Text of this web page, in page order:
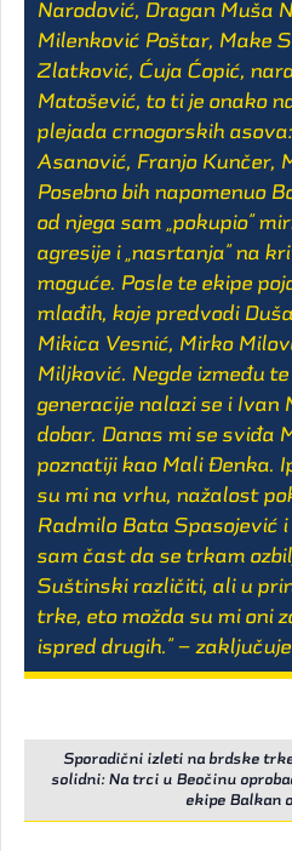
Narodović, Dragan Muša
Milenković Poštar, Make
Zlatković, Ćuja Ćopić,
Matošević, to ti je onako
plejada crnogorskih
Asanović, Franjo Kunčer,
Posebno bih napomenuo
od njega sam „pokupio”
agresije i „nasrtanja” na
moguće. Posle te ekipe
mlađih, koje predvodi
Mikica Vesnić, Mirko
Miljković. Negde između
generacije nalazi se i Ivan
dobar. Danas mi se sviđa
poznatiji kao Mali Đenka.
su mi na vrhu, nažalost
Radmilo Bata Spasojević
sam čast da se trkam
Suštinski različiti, ali u
trke, eto možda su mi oni
ispred drugih.” –
Sporadični izleti na brdske
solidni: Na trci u Beočinu
ekipe Balkan